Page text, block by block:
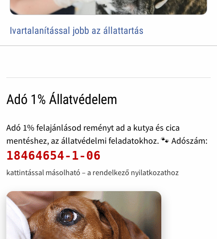
Ivartalanítással jobb az állattartás
Adó 1% Állatvédelem
Adó 1% felajánlásod reményt ad a kutya és cica
mentéshez, az állatvédelmi feladatokhoz. 🐾 Adószám:
18464654-1-06
kattintással másolható – a rendelkező nyilatkozathoz